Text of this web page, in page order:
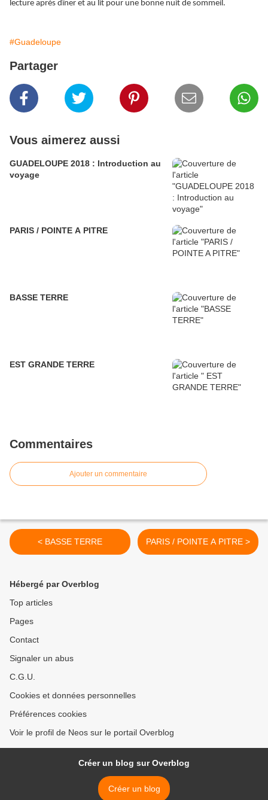
lecture après dîner et au lit pour une bonne nuit de sommeil.
#Guadeloupe
Partager
Vous aimerez aussi
GUADELOUPE 2018 : Introduction au
voyage
PARIS / POINTE A PITRE
BASSE TERRE
EST GRANDE TERRE
Commentaires
Ajouter un commentaire
< BASSE TERRE PARIS / POINTE A PITRE >
Hébergé par Overblog
Top articles
Pages
Contact
Signaler un abus
C.G.U.
Cookies et données personnelles
Préférences cookies
Voir le profil de Neos sur le portail Overblog
Créer un blog sur Overblog
Créer un blog